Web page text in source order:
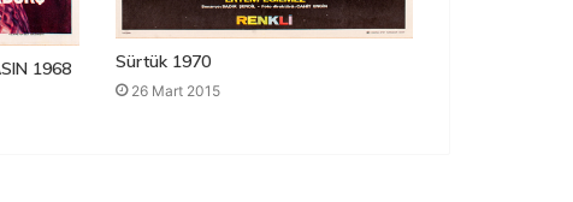
1968 Sürtük 1970
26 Mart 2015